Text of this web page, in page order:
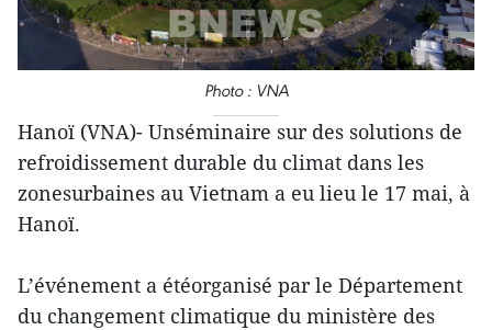
Photo : VNA
Hanoï (VNA)- Unséminaire sur des solutions de
refroidissement durable du climat dans les
zonesurbaines au Vietnam a eu lieu le 17 mai, à
Hanoï.
L’événement a étéorganisé par le Département
du changement climatique du ministère des